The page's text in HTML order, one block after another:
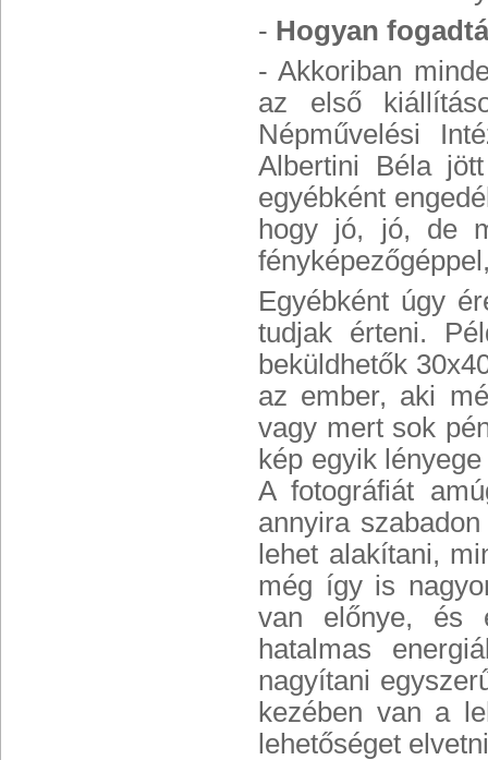
- Hogyan
- Akkoriban
az első
Népművelési
Albertini Béla
egyébként
hogy jó, jó, de
Egyébként úgy
tudjak érteni.
beküldhetők
az ember, aki
vagy mert sok
kép egyik
A fotográfiát
annyira
lehet alakítani,
még így is
van előnye, és
hatalmas
nagyítani
kezében van a
lehetőséget